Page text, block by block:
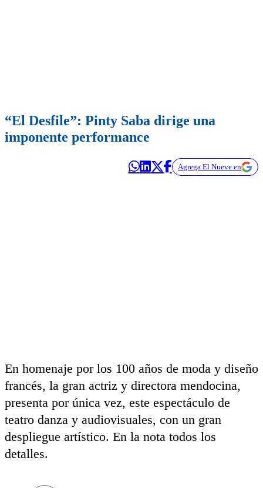
“El Desfile”: Pinty Saba dirige una
imponente performance
Agrega El Nueve en
En homenaje por los 100 años de moda y diseño
francés, la gran actriz y directora mendocina,
presenta por única vez, este espectáculo de
teatro danza y audiovisuales, con un gran
despliegue artístico. En la nota todos los
detalles.